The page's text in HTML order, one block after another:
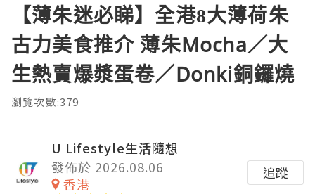
【薄朱迷必睇】全港8大薄荷朱
古力美食推介 薄朱Mocha／大
生熱賣爆漿蛋卷／Donki銅鑼燒
瀏覽次數:379
U Lifestyle生活隨想
發佈於 2026.08.06
香港
追蹤